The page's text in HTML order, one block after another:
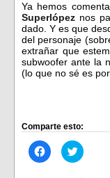
Ya hemos
Superlópez nos
dado. Y es que
del personaje
extrañar que
subwoofer ante la
(lo que no sé es
Comparte esto:
Haz
clic
Haz
clic